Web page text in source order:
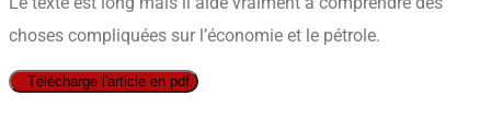
choses compliquées sur l’économie et le pétrole.
Télécharge l'article en pdf